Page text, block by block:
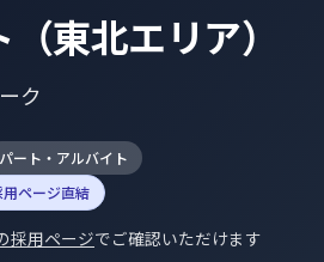
東北エリア）
ク
パート・アルバイト
用ページ直結
採用ページでご確認いただけます